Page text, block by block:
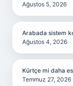
Ağustos 5, 2026
Arabada sistem
Ağustos 4, 2026
Kürtçe mi daha
Temmuz 27, 2026